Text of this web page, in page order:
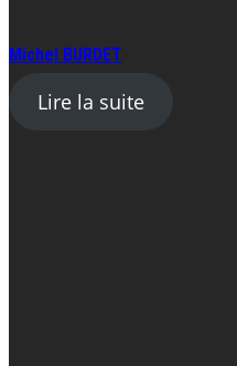
Michel BURDET
Lire la suite